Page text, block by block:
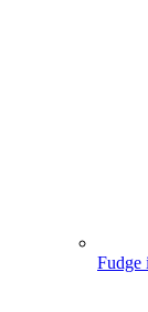
Fudge